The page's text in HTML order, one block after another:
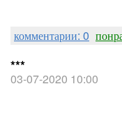
комментарии: 0
***
03-07-2020 10:00